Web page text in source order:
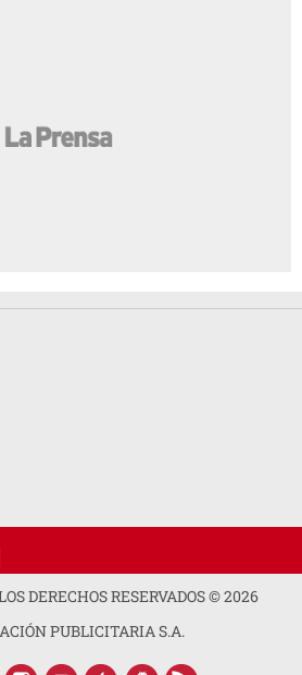
DERECHOS RESERVADOS ©2026
PUBLICITARIA S.A.